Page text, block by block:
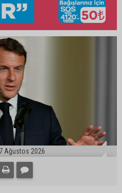
Ağustos 2026